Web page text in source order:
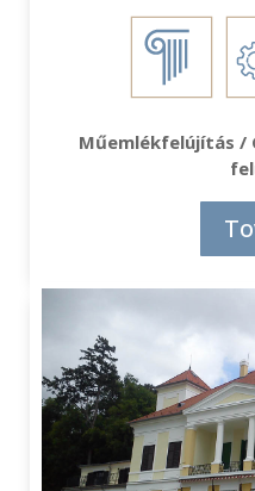
Műemlékfelújítás /